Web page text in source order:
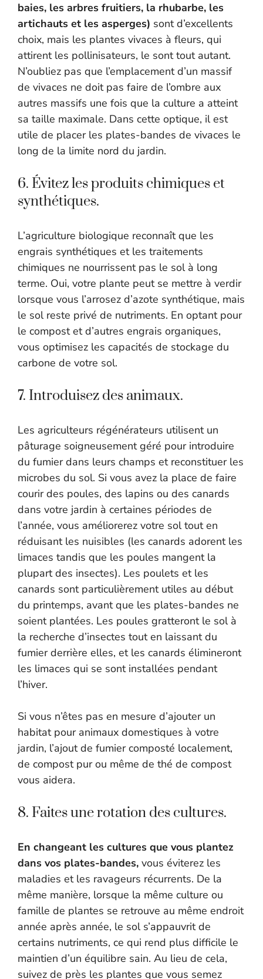
baies, les arbres fruitiers, la rhubarbe, les
artichauts et les asperges) sont d’excellents
choix, mais les plantes vivaces à fleurs, qui
attirent les pollinisateurs, le sont tout autant.
N’oubliez pas que l’emplacement d’un massif
de vivaces ne doit pas faire de l’ombre aux
autres massifs une fois que la culture a atteint
sa taille maximale. Dans cette optique, il est
utile de placer les plates-bandes de vivaces le
long de la limite nord du jardin.
6. Évitez les produits chimiques et
synthétiques.
L’agriculture biologique reconnaît que les
engrais synthétiques et les traitements
chimiques ne nourrissent pas le sol à long
terme. Oui, votre plante peut se mettre à verdir
lorsque vous l’arrosez d’azote synthétique, mais
le sol reste privé de nutriments. En optant pour
le compost et d’autres engrais organiques,
vous optimisez les capacités de stockage du
carbone de votre sol.
7. Introduisez des animaux.
Les agriculteurs régénérateurs utilisent un
pâturage soigneusement géré pour introduire
du fumier dans leurs champs et reconstituer les
microbes du sol. Si vous avez la place de faire
courir des poules, des lapins ou des canards
dans votre jardin à certaines périodes de
l’année, vous améliorerez votre sol tout en
réduisant les nuisibles (les canards adorent les
limaces tandis que les poules mangent la
plupart des insectes). Les poulets et les
canards sont particulièrement utiles au début
du printemps, avant que les plates-bandes ne
soient plantées. Les poules gratteront le sol à
la recherche d’insectes tout en laissant du
fumier derrière elles, et les canards élimineront
les limaces qui se sont installées pendant
l’hiver.
Si vous n’êtes pas en mesure d’ajouter un
habitat pour animaux domestiques à votre
jardin, l’ajout de fumier composté localement,
de compost pur ou même de thé de compost
vous aidera.
8. Faites une rotation des cultures.
En changeant les cultures que vous plantez
dans vos plates-bandes, vous éviterez les
maladies et les ravageurs récurrents. De la
même manière, lorsque la même culture ou
famille de plantes se retrouve au même endroit
année après année, le sol s’appauvrit de
certains nutriments, ce qui rend plus difficile le
maintien d’un équilibre sain. Au lieu de cela,
suivez de près les plantes que vous semez